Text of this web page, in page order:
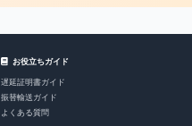
お役立ちガイド
遅延証明書ガイド
振替輸送ガイド
よくある質問